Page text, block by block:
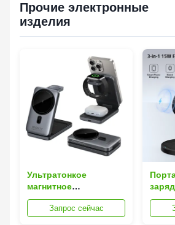
Прочие электронные
изделия
Ультратонкое
магнитное
беспроводное
зарядное устройство
Запрос сейчас